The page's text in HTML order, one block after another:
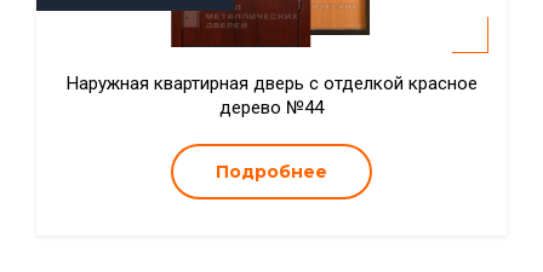
Наружная квартирная дверь с отделкой красное
дерево №44
Подробнее